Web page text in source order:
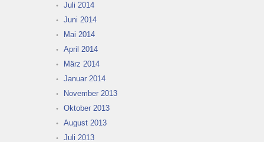
Juli 2014
Juni 2014
Mai 2014
April 2014
März 2014
Januar 2014
November 2013
Oktober 2013
August 2013
Juli 2013